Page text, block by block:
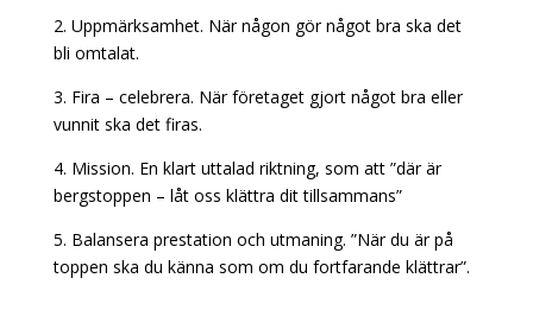
2. Uppmärksamhet. När någon gör något bra ska det
bli omtalat.
3. Fira – celebrera. När företaget gjort något bra eller
vunnit ska det firas.
4. Mission. En klart uttalad riktning, som att ”där är
bergstoppen – låt oss klättra dit tillsammans”
5. Balansera prestation och utmaning. ”När du är på
toppen ska du känna som om du fortfarande klättrar”.